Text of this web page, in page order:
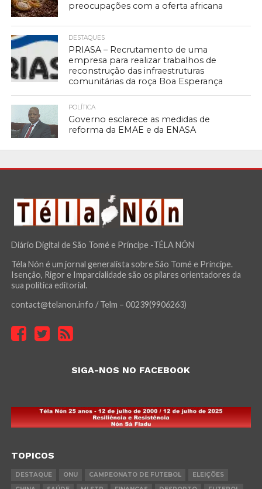
preocupações com a oferta africana
DESTAQUES
PRIASA – Recrutamento de uma
empresa para realizar trabalhos de
reconstrução das infraestruturas
comunitárias da roça Boa Esperança
POLÍTICA
Governo esclarece as medidas de
reforma da EMAE e da ENASA
Diário Digital de São Tomé e Príncipe -TÉLA NÓN
Téla Nón é um jornal generalista sobre São Tomé e Príncipe.
Isenção, Rigor e Imparcialidade são os pilares orientadores da
sua política editorial.
contact@telanon.info / Telm – 00239(9906263)
SIGA-NOS NO FACEBOOK
TOPICOS
DESTAQUE ONU CAMPEONATO DE FUTEBOL
ELEIÇÕES